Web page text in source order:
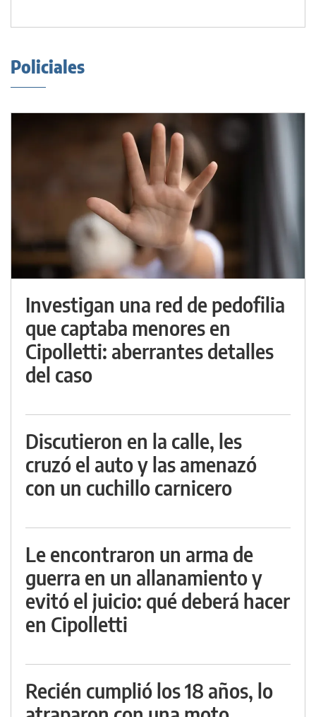
Policiales
Investigan una red de pedofilia
que captaba menores en
Cipolletti: aberrantes detalles
del caso
Discutieron en la calle, les
cruzó el auto y las amenazó
con un cuchillo carnicero
Le encontraron un arma de
guerra en un allanamiento y
evitó el juicio: qué deberá hacer
en Cipolletti
Recién cumplió los 18 años, lo